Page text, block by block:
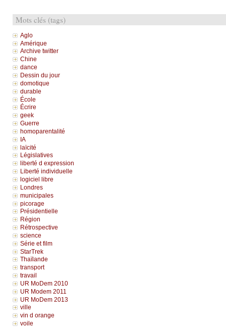
Mots clés (tags)
Aglo
Amérique
Archive twitter
Chine
dance
Dessin du jour
domotique
durable
École
Écrire
geek
Guerre
homoparentalité
IA
laïcité
Législatives
liberté d expression
Liberté individuelle
logiciel libre
Londres
municipales
picorage
Présidentielle
Région
Rétrospective
science
Série et film
StarTrek
Thaïlande
transport
travail
UR MoDem 2010
UR Modem 2011
UR MoDem 2013
ville
vin d orange
voile